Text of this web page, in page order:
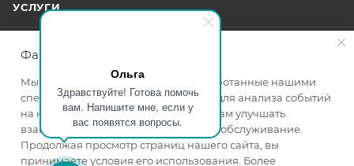
Ольга
Здравствуйте! Готова помочь
вам. Напишите мне, если у
вас появятся вопросы.
УСЛУГИ
БРЕНДЫ
КОМПАНИЯ
ИНФОРМАЦИЯ
Файлы cookie
Мы используем файлы cookie, разработанные нашими
специалистами и третьими лицами, для анализа событий
на нашем веб-сайте, что позволяет нам улучшать
взаимодействие с пользователями и обслуживание.
Продолжая просмотр страниц нашего сайта, вы
принимаете условия его использования. Более